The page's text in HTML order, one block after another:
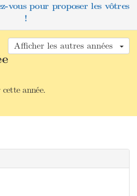
vous pour proposer les vôtres
!
Afficher les autres années
cette année.